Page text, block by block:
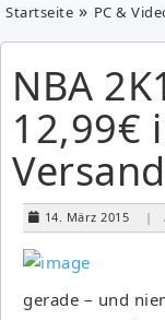
Startseite PC &
NBA
12,99€
Versand
14. März 2015 |
gerade – und